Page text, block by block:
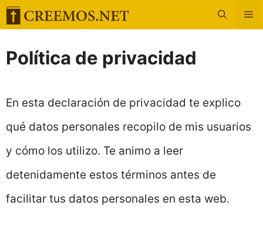
Saltar
contenido
Política de privacidad
En esta declaración de privacidad te explico
qué datos personales recopilo de mis usuarios
y cómo los utilizo. Te animo a leer
detenidamente estos términos antes de
facilitar tus datos personales en esta web.